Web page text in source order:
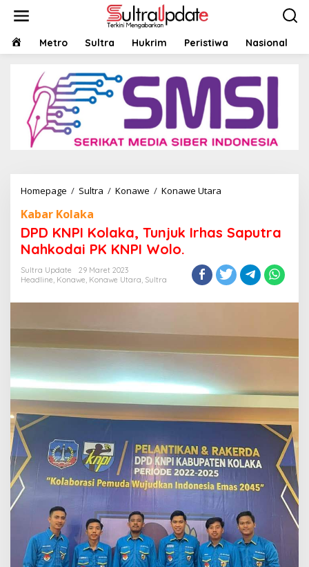
HOMEMetro Sultra Hukrim Peristiwa Nasional
Homepage / Sultra / Konawe / Konawe Utara
Tunjuk
Irhas
Nahkodai
PK
Wolo.
Kabar Kolaka
DPD KNPI Kolaka, Tunjuk Irhas Saputra
Nahkodai PK KNPI Wolo.
Sultra Update
29 Maret 2023
Headline, Konawe, Konawe Utara, Sultra